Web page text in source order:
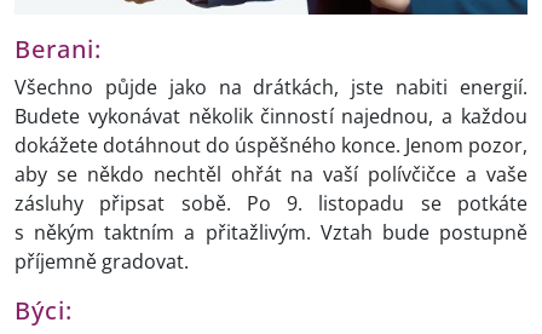
Berani:
Všechno půjde jako na drátkách, jste nabiti energií.
Budete vykonávat několik činností najednou, a každou
dokážete dotáhnout do úspěšného konce. Jenom pozor,
aby se někdo nechtěl ohřát na vaší polívčičce a vaše
zásluhy připsat sobě. Po 9. listopadu se potkáte
s někým taktním a přitažlivým. Vztah bude postupně
příjemně gradovat.
Býci: